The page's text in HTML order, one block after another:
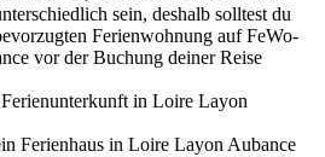
sein, deshalb solltest du
Ferienwohnung auf FeWo-
vor der Buchung deiner Reise
in Loire Layon
Ferienhaus in Loire Layon Aubance